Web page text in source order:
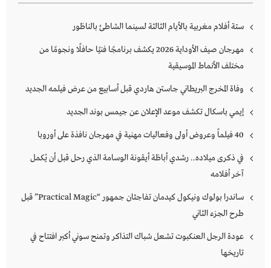
ستة أفلام مغربية بالأيام الثالثة لسينما الشاطئ بالناظور
مهرجان صيف الأوداية 2026 يكشف برنامجًا فنيًا حافلًا ونجومًا من
مختلف الأنماط الموسيقية
وفاة المخرج البريطاني جاستن هاردي قبل أسابيع من عرض فيلمه الجديد
إيمي باسكال تكشف موعد الإعلان عن جيمس بوند الجديد
40 فيلماً وعروض أولى وفعاليات مهنية في مهرجان نافذة على أوروبا
في ذكرى ميلاده.. رشدي أباظة أيقونة الوسامة الذي رحل قبل أن يُكمل
آخر أفلامه
ساندرا بولوك ونيكول كيدمان تفاجئان جمهور “Practical Magic” قبل
طرح الجزء الثاني
عودة الرجل العنكبوت تشعل شباك التذاكر وتمنح سوني أكبر افتتاح في
تاريخها